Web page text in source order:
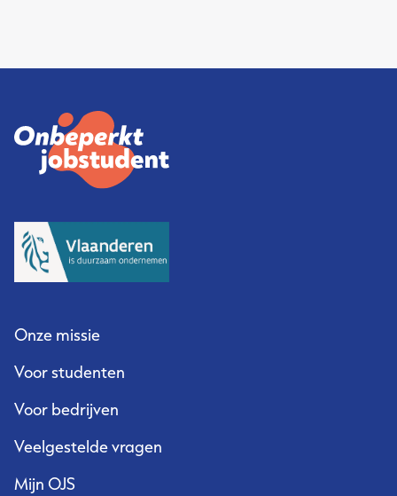
Onze missie
Voor studenten
Voor bedrijven
Veelgestelde vragen
Mijn OJS